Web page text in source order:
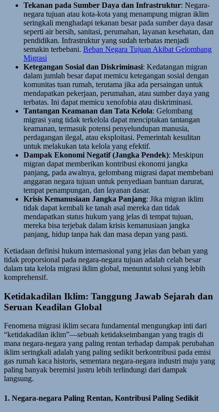
Tekanan pada Sumber Daya dan Infrastruktur: Negara-
negara tujuan atau kota-kota yang menampung migran iklim
seringkali menghadapi tekanan besar pada sumber daya dasar
seperti air bersih, sanitasi, perumahan, layanan kesehatan, dan
pendidikan. Infrastruktur yang sudah terbatas menjadi
semakin terbebani. Beban Negara Tujuan Akibat Gelombang
Migrasi
Ketegangan Sosial dan Diskriminasi: Kedatangan migran
dalam jumlah besar dapat memicu ketegangan sosial dengan
komunitas tuan rumah, terutama jika ada persaingan untuk
mendapatkan pekerjaan, perumahan, atau sumber daya yang
terbatas. Ini dapat memicu xenofobia atau diskriminasi.
Tantangan Keamanan dan Tata Kelola: Gelombang
migrasi yang tidak terkelola dapat menciptakan tantangan
keamanan, termasuk potensi penyelundupan manusia,
perdagangan ilegal, atau eksploitasi. Pemerintah kesulitan
untuk melakukan tata kelola yang efektif.
Dampak Ekonomi Negatif (Jangka Pendek): Meskipun
migran dapat memberikan kontribusi ekonomi jangka
panjang, pada awalnya, gelombang migrasi dapat membebani
anggaran negara tujuan untuk penyediaan bantuan darurat,
tempat penampungan, dan layanan dasar.
Krisis Kemanusiaan Jangka Panjang: Jika migran iklim
tidak dapat kembali ke tanah asal mereka dan tidak
mendapatkan status hukum yang jelas di tempat tujuan,
mereka bisa terjebak dalam krisis kemanusiaan jangka
panjang, hidup tanpa hak dan masa depan yang pasti.
Ketiadaan definisi hukum internasional yang jelas dan beban yang
tidak proporsional pada negara-negara tujuan adalah celah besar
dalam tata kelola migrasi iklim global, menuntut solusi yang lebih
komprehensif.
Ketidakadilan Iklim: Tanggung Jawab Sejarah dan
Seruan Keadilan Global
Fenomena migrasi iklim secara fundamental mengungkap inti dari
“ketidakadilan iklim”—sebuah ketidakseimbangan yang tragis di
mana negara-negara yang paling rentan terhadap dampak perubahan
iklim seringkali adalah yang paling sedikit berkontribusi pada emisi
gas rumah kaca historis, sementara negara-negara industri maju yang
paling banyak beremisi justru lebih terlindungi dari dampak
langsung.
1. Negara-negara Paling Rentan, Kontribusi Paling Sedikit